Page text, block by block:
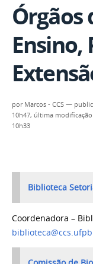
Órgãos
Ensino,
por Marcos - CCS —
10h47, última modificação
10h33
Biblioteca
Coordenadora –